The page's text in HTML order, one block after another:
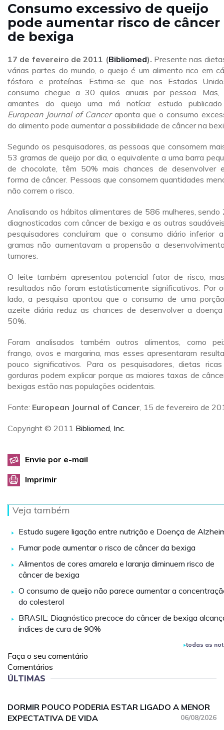
Consumo excessivo de queijo
pode aumentar risco de câncer
de bexiga
17 de fevereiro de 2011 (Bibliomed). Presente nas
várias partes do mundo, o queijo é um alimento rico em
fósforo e proteínas. Estima-se que nos Estados
consumo chegue a 30 quilos anuais por pessoa. Mas,
amantes do queijo uma má notícia: estudo
European Journal of Canceraponta que o consumo
do alimento pode aumentar a possibilidade de câncer na
Segundo os pesquisadores, as pessoas que consomem
53 gramas de queijo por dia, o equivalente a uma barra
de chocolate, têm 50% mais chances de desenvolver
forma de câncer. Pessoas que consomem quantidades
não correm o risco.
Analisando os hábitos alimentares de 586 mulheres, sendo
diagnosticadas com câncer de bexiga e as outras
pesquisadores concluíram que o consumo diário inferior
gramas não aumentavam a propensão a
tumores.
O leite também apresentou potencial fator de risco,
resultados não foram estatisticamente significativos. Por
lado, a pesquisa apontou que o consumo de uma
azeite diária reduz as chances de desenvolver a
50%.
Foram analisados também outros alimentos, como
frango, ovos e margarina, mas esses apresentaram
pouco significativos. Para os pesquisadores, dietas
gorduras podem explicar porque as maiores taxas de
bexigas estão nas populações ocidentais.
Fonte: European Journal of Cancer, 15 de fevereiro de
Copyright © 2011 Bibliomed, Inc.
Envie por e-mail
Imprimir
Veja também
Estudo sugere ligação entre nutrição e Doença de
Fumar pode aumentar o risco de câncer da bexiga
Alimentos de cores amarela e laranja diminuem risco de
câncer de bexiga
O consumo de queijo não parece aumentar a
do colesterol
BRASIL: Diagnóstico precoce do câncer de bexiga
índices de cura de 90%
todas as
Faça o seu comentário
Comentários
ÚLTIMAS
DORMIR POUCO PODERIA ESTAR LIGADO A MENOR
EXPECTATIVA DE VIDA
06/08/2026